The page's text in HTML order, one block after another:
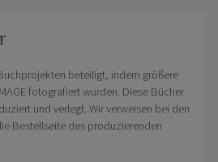
beteiligt, indem größere
fotografiert wurden. Diese Bücher
und verlegt. Wir verweisen bei den
Bestellseite des produzierenden